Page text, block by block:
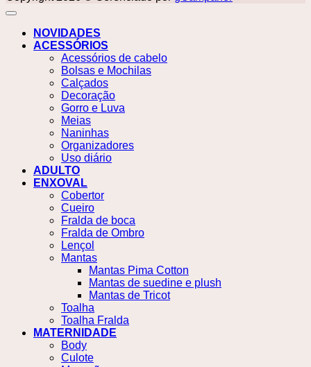
NOVIDADES
ACESSÓRIOS
Acessórios de cabelo
Bolsas e Mochilas
Calçados
Decoração
Gorro e Luva
Meias
Naninhas
Organizadores
Uso diário
ADULTO
ENXOVAL
Cobertor
Cueiro
Fralda de boca
Fralda de Ombro
Lençol
Mantas
Mantas Pima Cotton
Mantas de suedine e plush
Mantas de Tricot
Toalha
Toalha Fralda
MATERNIDADE
Body
Culote